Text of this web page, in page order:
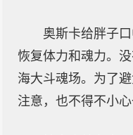
奥斯卡给胖子
恢复体力和魂力。
海大斗魂场。为了
注意，也不得不小心